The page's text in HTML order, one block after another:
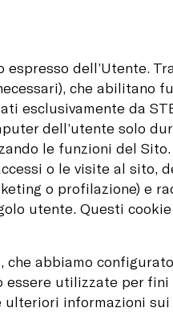
dell’Utente.
che abilitano
esclusivamente da
dell’utente solo
le funzioni del
o le visite al sito,
o profilazione) e
utente. Questi
abbiamo
utilizzate per
informazioni